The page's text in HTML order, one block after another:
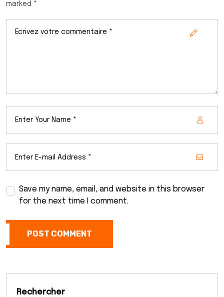
marked *
Save my name, email, and website in this browser
for the next time I comment.
POST COMMENT
Rechercher